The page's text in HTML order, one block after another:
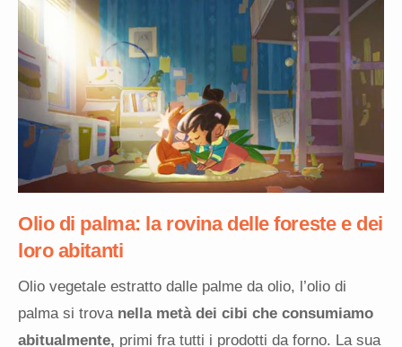
Olio di palma: la rovina delle foreste e dei
loro abitanti
Olio vegetale estratto dalle palme da olio, l’olio di
palma si trova nella metà dei cibi che consumiamo
abitualmente, primi fra tutti i prodotti da forno. La sua